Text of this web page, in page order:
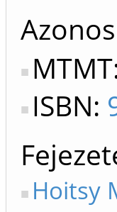
ISBN:
Hoitsy